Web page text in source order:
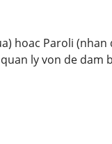
hoac Paroli
ly von de dam